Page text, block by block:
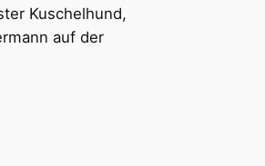
Kuschelhund,
auf der